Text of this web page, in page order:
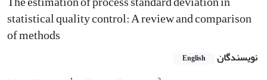
statistical quality control: A review and comparison
of methods
نویسندگان English